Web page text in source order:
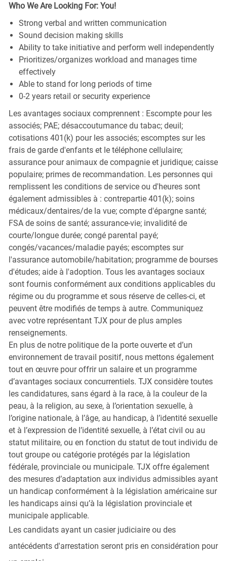
Who We Are Looking For: You!
Strong verbal and written communication
Sound decision making skills
Ability to take initiative and perform well independently
Prioritizes/organizes workload and manages time
effectively
Able to stand for long periods of time
0-2 years retail or security experience
Les avantages sociaux comprennent : Escompte pour les
associés; PAE; désaccoutumance du tabac; deuil;
cotisations 401(k) pour les associés; escomptes sur les
frais de garde d'enfants et le téléphone cellulaire;
assurance pour animaux de compagnie et juridique; caisse
populaire; primes de recommandation. Les personnes qui
remplissent les conditions de service ou d'heures sont
également admissibles à : contrepartie 401(k); soins
médicaux/dentaires/de la vue; compte d'épargne santé;
FSA de soins de santé; assurance-vie; invalidité de
courte/longue durée; congé parental payé;
congés/vacances/maladie payés; escomptes sur
l'assurance automobile/habitation; programme de bourses
d'études; aide à l'adoption. Tous les avantages sociaux
sont fournis conformément aux conditions applicables du
régime ou du programme et sous réserve de celles-ci, et
peuvent être modifiés de temps à autre. Communiquez
avec votre représentant TJX pour de plus amples
renseignements.
En plus de notre politique de la porte ouverte et d’un
environnement de travail positif, nous mettons également
tout en œuvre pour offrir un salaire et un programme
d’avantages sociaux concurrentiels. TJX considère toutes
les candidatures, sans égard à la race, à la couleur de la
peau, à la religion, au sexe, à l’orientation sexuelle, à
l’origine nationale, à l’âge, au handicap, à l’identité sexuelle
et à l’expression de l’identité sexuelle, à l’état civil ou au
statut militaire, ou en fonction du statut de tout individu de
tout groupe ou catégorie protégés par la législation
fédérale, provinciale ou municipale. TJX offre également
des mesures d’adaptation aux individus admissibles ayant
un handicap conformément à la législation américaine sur
les handicaps ainsi qu’à la législation provinciale et
municipale applicable.
Les candidats ayant un casier judiciaire ou des
antécédents d'arrestation seront pris en considération pour